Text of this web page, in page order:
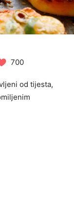
700
od tijesta,